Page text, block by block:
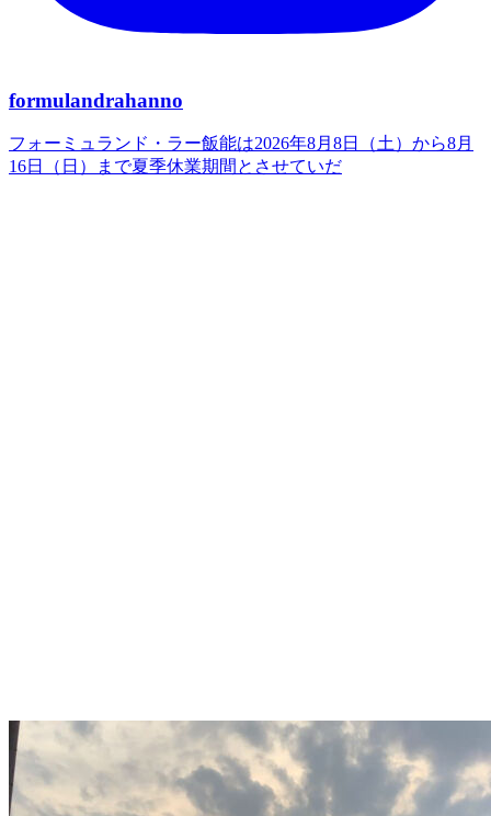
formulandrahanno
フォーミュランド・ラー飯能は2026年8月8日（土）から8月
16日（日）まで夏季休業期間とさせていだ